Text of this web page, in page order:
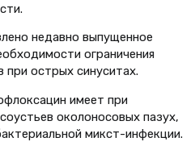
недавно выпущенное
ограничения
при острых синуситах.
имеет при
околоносовых пазух,
микст-инфекции.